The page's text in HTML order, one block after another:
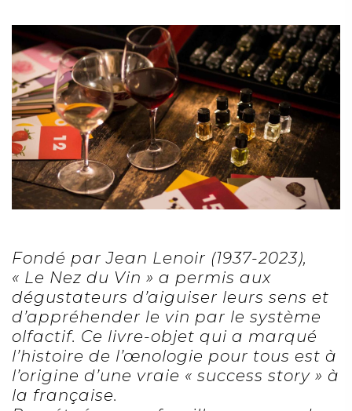
Fondé par Jean Lenoir (1937-2023),
« Le Nez du Vin » a permis aux
dégustateurs d’aiguiser leurs sens et
d’appréhender le vin par le système
olfactif. Ce livre-objet qui a marqué
l’histoire de l’œnologie pour tous est à
l’origine d’une vraie « success story » à
la française.